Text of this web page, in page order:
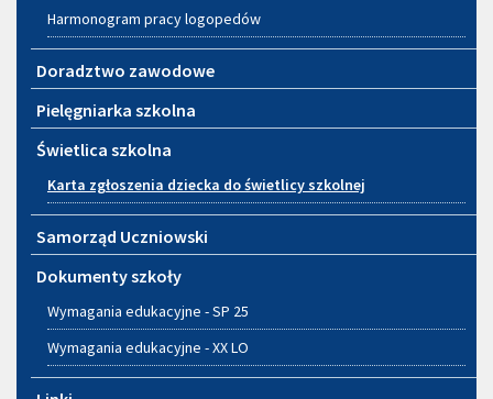
Harmonogram pracy logopedów
Doradztwo zawodowe
Pielęgniarka szkolna
Świetlica szkolna
Karta zgłoszenia dziecka do świetlicy szkolnej
Samorząd Uczniowski
Dokumenty szkoły
Wymagania edukacyjne - SP 25
Wymagania edukacyjne - XX LO